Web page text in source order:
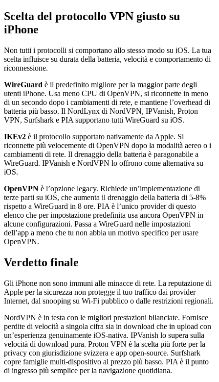
Scelta del protocollo VPN giusto su
iPhone
Non tutti i protocolli si comportano allo stesso modo su iOS. La tua
scelta influisce su durata della batteria, velocità e comportamento di
riconnessione.
WireGuard è il predefinito migliore per la maggior parte degli
utenti iPhone. Usa meno CPU di OpenVPN, si riconnette in meno
di un secondo dopo i cambiamenti di rete, e mantiene l’overhead di
batteria più basso. Il NordLynx di NordVPN, IPVanish, Proton
VPN, Surfshark e PIA supportano tutti WireGuard su iOS.
IKEv2 è il protocollo supportato nativamente da Apple. Si
riconnette più velocemente di OpenVPN dopo la modalità aereo o i
cambiamenti di rete. Il drenaggio della batteria è paragonabile a
WireGuard. IPVanish e NordVPN lo offrono come alternativa su
iOS.
OpenVPN è l’opzione legacy. Richiede un’implementazione di
terze parti su iOS, che aumenta il drenaggio della batteria di 5-8%
rispetto a WireGuard in 8 ore. PIA è l’unico provider di questo
elenco che per impostazione predefinita usa ancora OpenVPN in
alcune configurazioni. Passa a WireGuard nelle impostazioni
dell’app a meno che tu non abbia un motivo specifico per usare
OpenVPN.
Verdetto finale
Gli iPhone non sono immuni alle minacce di rete. La reputazione di
Apple per la sicurezza non protegge il tuo traffico dai provider
Internet, dal snooping su Wi-Fi pubblico o dalle restrizioni regionali.
NordVPN è in testa con le migliori prestazioni bilanciate. Fornisce
perdite di velocità a singola cifra sia in download che in upload con
un’esperienza genuinamente iOS-nativa. IPVanish lo supera sulla
velocità di download pura. Proton VPN è la scelta più forte per la
privacy con giurisdizione svizzera e app open-source. Surfshark
copre famiglie multi-dispositivo al prezzo più basso. PIA è il punto
di ingresso più semplice per la navigazione quotidiana.